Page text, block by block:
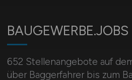
BAUGEWERBE.JOBS
652 Stellenangebote auf
über Baggerfahrer bis zum